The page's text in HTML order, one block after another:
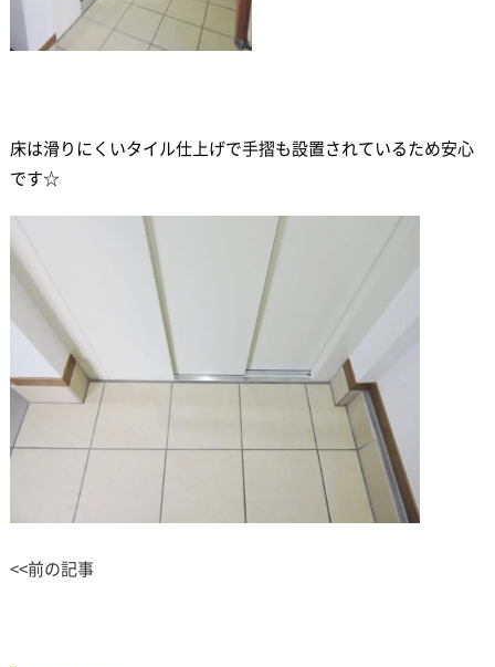
床は滑りにくいタイル仕上げで手摺も設置されているため安心
です☆
<<前の記事